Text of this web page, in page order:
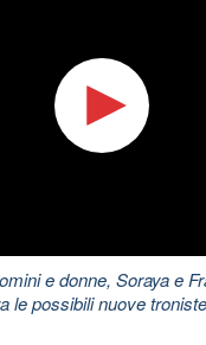
e donne, Soraya e
le possibili nuove troniste